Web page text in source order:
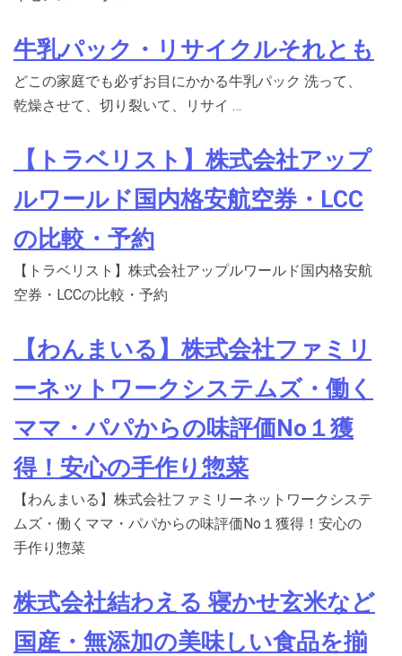
牛乳パック・リサイクルそれとも
どこの家庭でも必ずお目にかかる牛乳パック 洗って、
乾燥させて、切り裂いて、リサイ …
【トラベリスト】株式会社アップ
ルワールド国内格安航空券・LCC
の比較・予約
【トラベリスト】株式会社アップルワールド国内格安航
空券・LCCの比較・予約
【わんまいる】株式会社ファミリ
ーネットワークシステムズ・働く
ママ・パパからの味評価No１獲
得！安心の手作り惣菜
【わんまいる】株式会社ファミリーネットワークシステ
ムズ・働くママ・パパからの味評価No１獲得！安心の
手作り惣菜
株式会社結わえる 寝かせ玄米など
国産・無添加の美味しい食品を揃